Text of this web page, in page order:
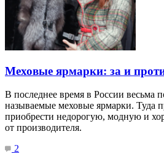
Меховые ярмарки: за и
В последнее время в России весьма
называемые меховые ярмарки. Туда
приобрести недорогую, модную и
от производителя.
2